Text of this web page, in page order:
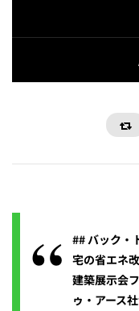
## バック・
宅の省エネ
建築展示会
ゥ・アース